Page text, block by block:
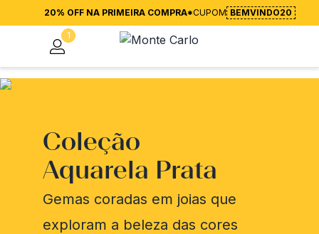
20% OFF NA PRIMEIRA COMPRA*CUPOM BEMVINDO20
1
Coleção
Aquarela Prata
Gemas coradas em joias que
exploram a beleza das cores